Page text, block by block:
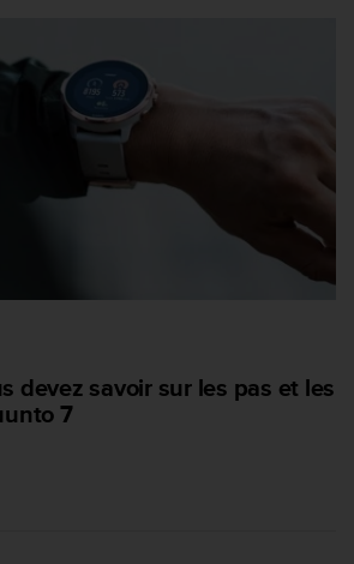
devez savoir sur les pas et les
7